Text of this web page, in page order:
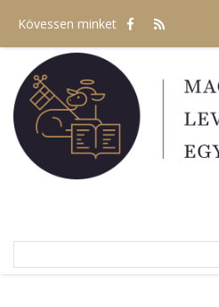
tartalomra
Kövessen minket
Search